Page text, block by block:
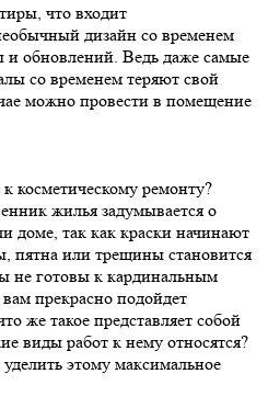
что входит
дизайн со временем
и обновлений. Ведь даже самые
со временем теряют свой
можно провести в помещение
косметическому ремонту?
жилья задумывается о
доме, так как краски начинают
пятна или трещины становится
не готовы к кардинальным
прекрасно подойдет
же такое представляет собой
виды работ к нему относятся?
этому максимальное